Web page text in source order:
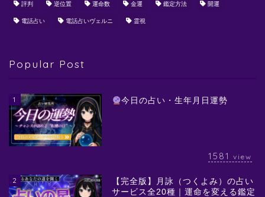
評判 逆位置 運命数 金運 鑑定方法 開運
電話占い 電話占いヴェルニ 霊視
Popular Post
1 今日の占い・生年月日運勢
1581 view
2
【完全版】月詠（つくよみ）の占い
サービス全20種｜運命を変える鑑定